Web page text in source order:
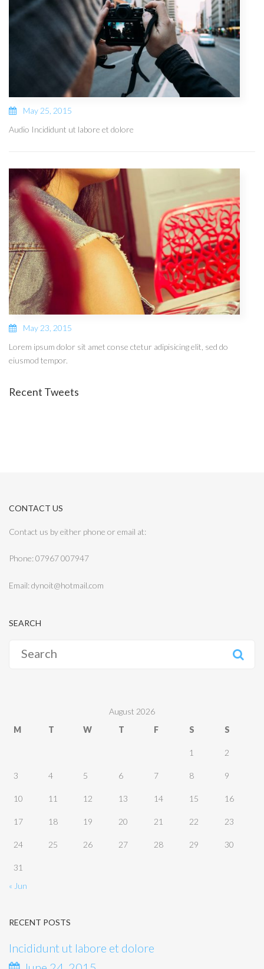
May 25, 2015
Audio Incididunt ut labore et dolore
May 23, 2015
Lorem ipsum dolor sit amet conse ctetur adipisicing elit, sed do
eiusmod tempor.
Recent Tweets
CONTACT US
Contact us by either phone or email at:
Phone: 07967 007947
Email: dynoit@hotmail.com
SEARCH
for:
August 2026
M
T W T F S S
1 2
3 4 5 6 7 8 9
10 11 12 13 14 15 16
17 18 19 20 21 22 23
24 25 26 27 28 29 30
31
« Jun
RECENT POSTS
Incididunt ut labore et dolore